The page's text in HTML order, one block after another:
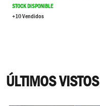
STOCK DISPONIBLE
+10 Vendidos
ÚLTIMOS VISTOS